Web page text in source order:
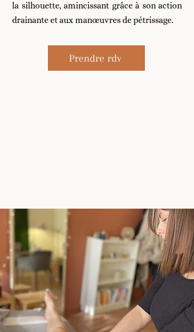
la silhouette, amincissant grâce à son action
drainante et aux manœuvres de pétrissage.
Prendre rdv